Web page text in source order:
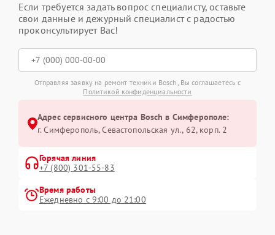
Если требуется задать вопрос специалисту, оставьте
свои данные и дежурный специалист с радостью
проконсультирует Вас!
Отправляя заявку на ремонт техники Bosch, Вы соглашаетесь с
Политикой конфиденциальности
Адрес сервисного центра Bosch в Симферополе:
г. Симферополь, Севастопольская ул., 62, корп. 2
Горячая линия
+7 (800) 301-55-83
Время работы
Ежедневно с 9:00 до 21:00